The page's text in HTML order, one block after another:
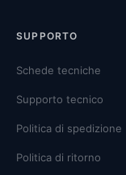
SUPPORTO
Schede tecniche
Supporto tecnico
Politica di spedizione
Politica di ritorno